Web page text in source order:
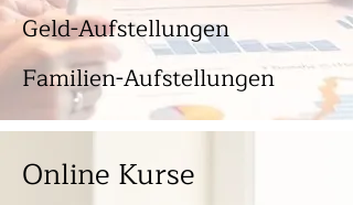
Geld-Aufstellungen
Familien-Aufstellungen
Online Kurse